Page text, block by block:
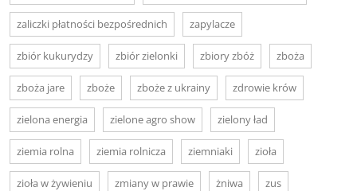
zaliczki płatności bezpośrednich zapylacze
zbiór kukurydzy zbiór zielonki zbiory zbóż zboża
zboża jare zboże zboże z ukrainy zdrowie krów
zielona energia zielone agro show zielony ład
ziemia rolna ziemia rolnicza ziemniaki zioła
zioła w żywieniu zmiany w prawie żniwa zus